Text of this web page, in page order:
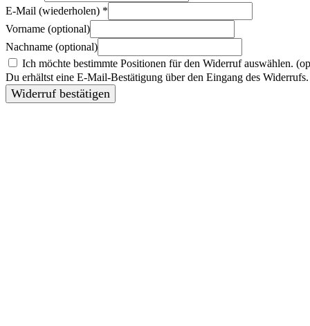
E-Mail (wiederholen) *
Vorname (optional)
Nachname (optional)
Ich möchte bestimmte Positionen für den Widerruf auswählen.
Du erhältst eine E-Mail-Bestätigung über den Eingang des
Widerruf bestätigen